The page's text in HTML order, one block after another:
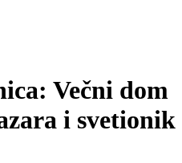
Večni dom
i svetionik